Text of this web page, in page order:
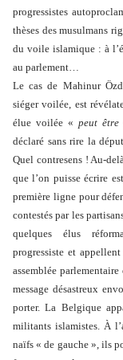
progressistes
thèses des musulmans
du voile islamique : à
au parlement…
Le cas de Mahinur
siéger voilée, est
élue voilée « peut être
déclaré sans rire la
Quel contresens ! Au-
que l’on puisse écrire
première ligne pour
contestés par les
quelques élus
progressiste et
assemblée
message désastreux
porter. La Belgique
militants islamistes. À
naïfs « de gauche », ils